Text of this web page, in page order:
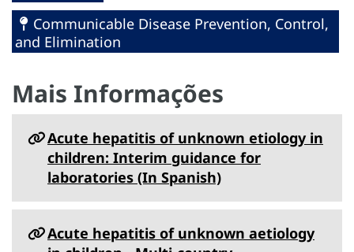
Communicable Disease Prevention, Control,
and Elimination
Mais Informações
Acute hepatitis of unknown etiology in
children: Interim guidance for
laboratories (In Spanish)
Acute hepatitis of unknown aetiology